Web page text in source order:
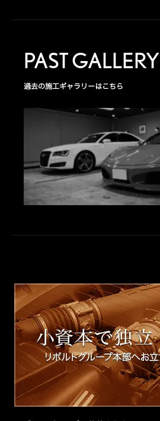
PAST GALLERY
過去の施工ギャラリーはこちら